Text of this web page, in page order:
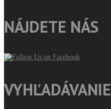
NÁJDETE NÁS
VYHĽADÁVANIE